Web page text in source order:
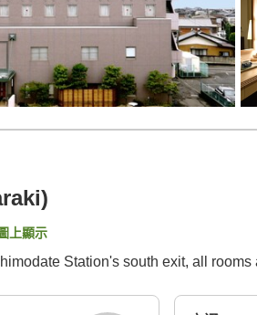
上顯示
Station's south exit, all